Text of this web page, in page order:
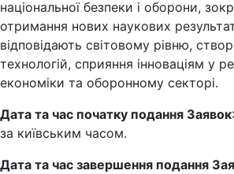
національної безпеки і оборони,
отримання нових наукових
відповідають світовому рівню,
технологій, сприяння інноваціям у
економіки та оборонному секторі.
Дата та час початку подання Заявок
за київським часом.
Дата та час завершення подання